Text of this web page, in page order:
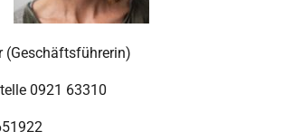
(Geschäftsführerin)
0921 63310